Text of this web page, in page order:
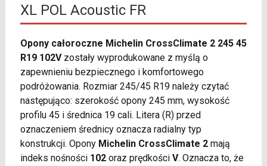
XL POL Acoustic FR
Opony całoroczne Michelin CrossClimate 2 245 45
R19 102Vzostały wyprodukowane z myślą o
zapewnieniu bezpiecznego i komfortowego
podróżowania. Rozmiar 245/45 R19 należy czytać
następująco: szerokość opony 245 mm, wysokość
profilu 45 i średnica 19 cali. Litera (R) przed
oznaczeniem średnicy oznacza radialny typ
konstrukcji. Opony Michelin CrossClimate 2mają
indeks nośności 102oraz prędkości V. Oznacza to, że